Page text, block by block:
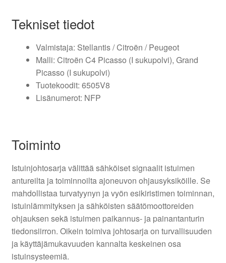
Tekniset tiedot
Valmistaja: Stellantis / Citroën / Peugeot
Malli: Citroën C4 Picasso (I sukupolvi), Grand
Picasso (I sukupolvi)
Tuotekoodit: 6505V8
Lisänumerot: NFP
Toiminto
Istuinjohtosarja välittää sähköiset signaalit istuimen
antureilta ja toiminnoilta ajoneuvon ohjausyksiköille. Se
mahdollistaa turvatyynyn ja vyön esikiristimen toiminnan,
istuinlämmityksen ja sähköisten säätömoottoreiden
ohjauksen sekä istuimen paikannus- ja painantanturin
tiedonsiirron. Oikein toimiva johtosarja on turvallisuuden
ja käyttäjämukavuuden kannalta keskeinen osa
istuinsysteemiä.